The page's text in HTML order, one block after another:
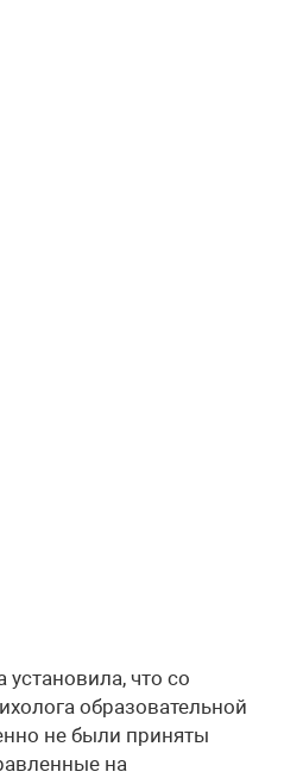
установила, что со
образовательной
не были приняты
на